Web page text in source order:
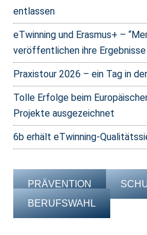
entlassen
eTwinning und Erasmus+ –
veröffentlichen ihre Ergebnisse
Praxistour 2026 – ein Tag in
Tolle Erfolge beim
Projekte ausgezeichnet
6b erhält eTwinning-
PRÄVENTION
BERUFSWAHL